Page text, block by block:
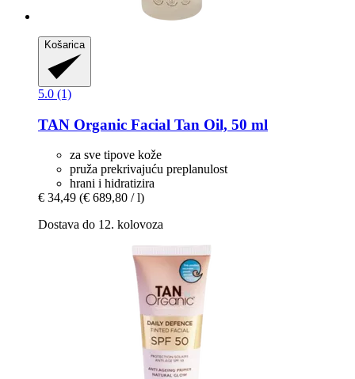
Košarica
5.0 (1)
TAN Organic Facial Tan Oil, 50 ml
za sve tipove kože
pruža prekrivajuću preplanulost
hrani i hidratizira
€ 34,49 (€ 689,80 / l)
Dostava do 12. kolovoza